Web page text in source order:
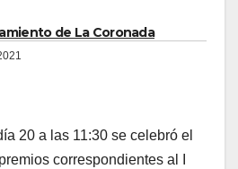
de La Coronada
20 a las 11:30 se celebró el
correspondientes al I